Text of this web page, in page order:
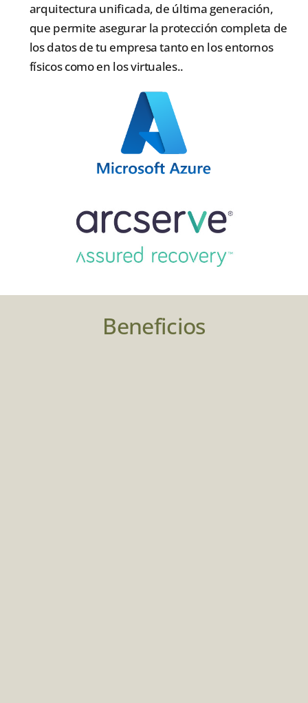
arquitectura unificada, de última generación,
que permite asegurar la protección completa de
los datos de tu empresa tanto en los entornos
físicos como en los virtuales..
Beneficios